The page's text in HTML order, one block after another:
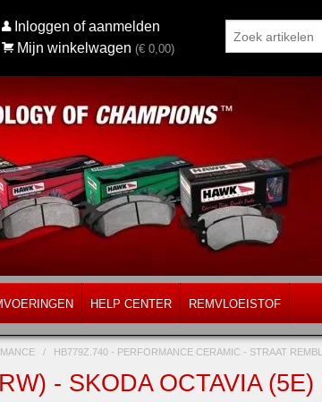
Inloggen of aanmelden
Mijn winkelwagen (€0,00)
HELP CENTER REMVLOEISTOF
/ HB779Z.740 - PERFORMANCE CERAMIC - STRAAT
- SKODA OCTAVIA